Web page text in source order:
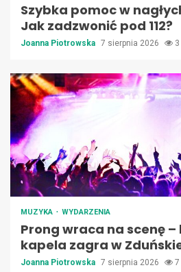
Szybka pomoc w
Jak zadzwonić pod 112?
Joanna Piotrowska 7 sierpnia 2026 3
MUZYKA WYDARZENIA
Prong wraca na scenę
kapela zagra w
Joanna Piotrowska 7 sierpnia 2026 7